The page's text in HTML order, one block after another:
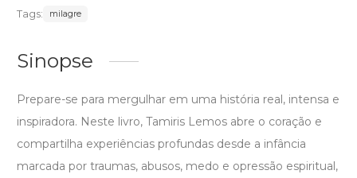
Tags: milagre
Sinopse
Prepare-se para mergulhar em uma história real, intensa e
inspiradora. Neste livro, Tamiris Lemos abre o coração e
compartilha experiências profundas desde a infância
marcada por traumas, abusos, medo e opressão espiritual,